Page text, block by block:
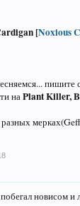
[Noxious
пишите
наPlant Killer,
новисом и